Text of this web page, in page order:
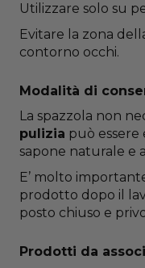
Utilizzare solo su
Evitare la zona
contorno occhi.
Modalità di
La spazzola non
pulizia può
sapone naturale e
E’ molto
prodotto dopo il
posto chiuso e
Prodotti da